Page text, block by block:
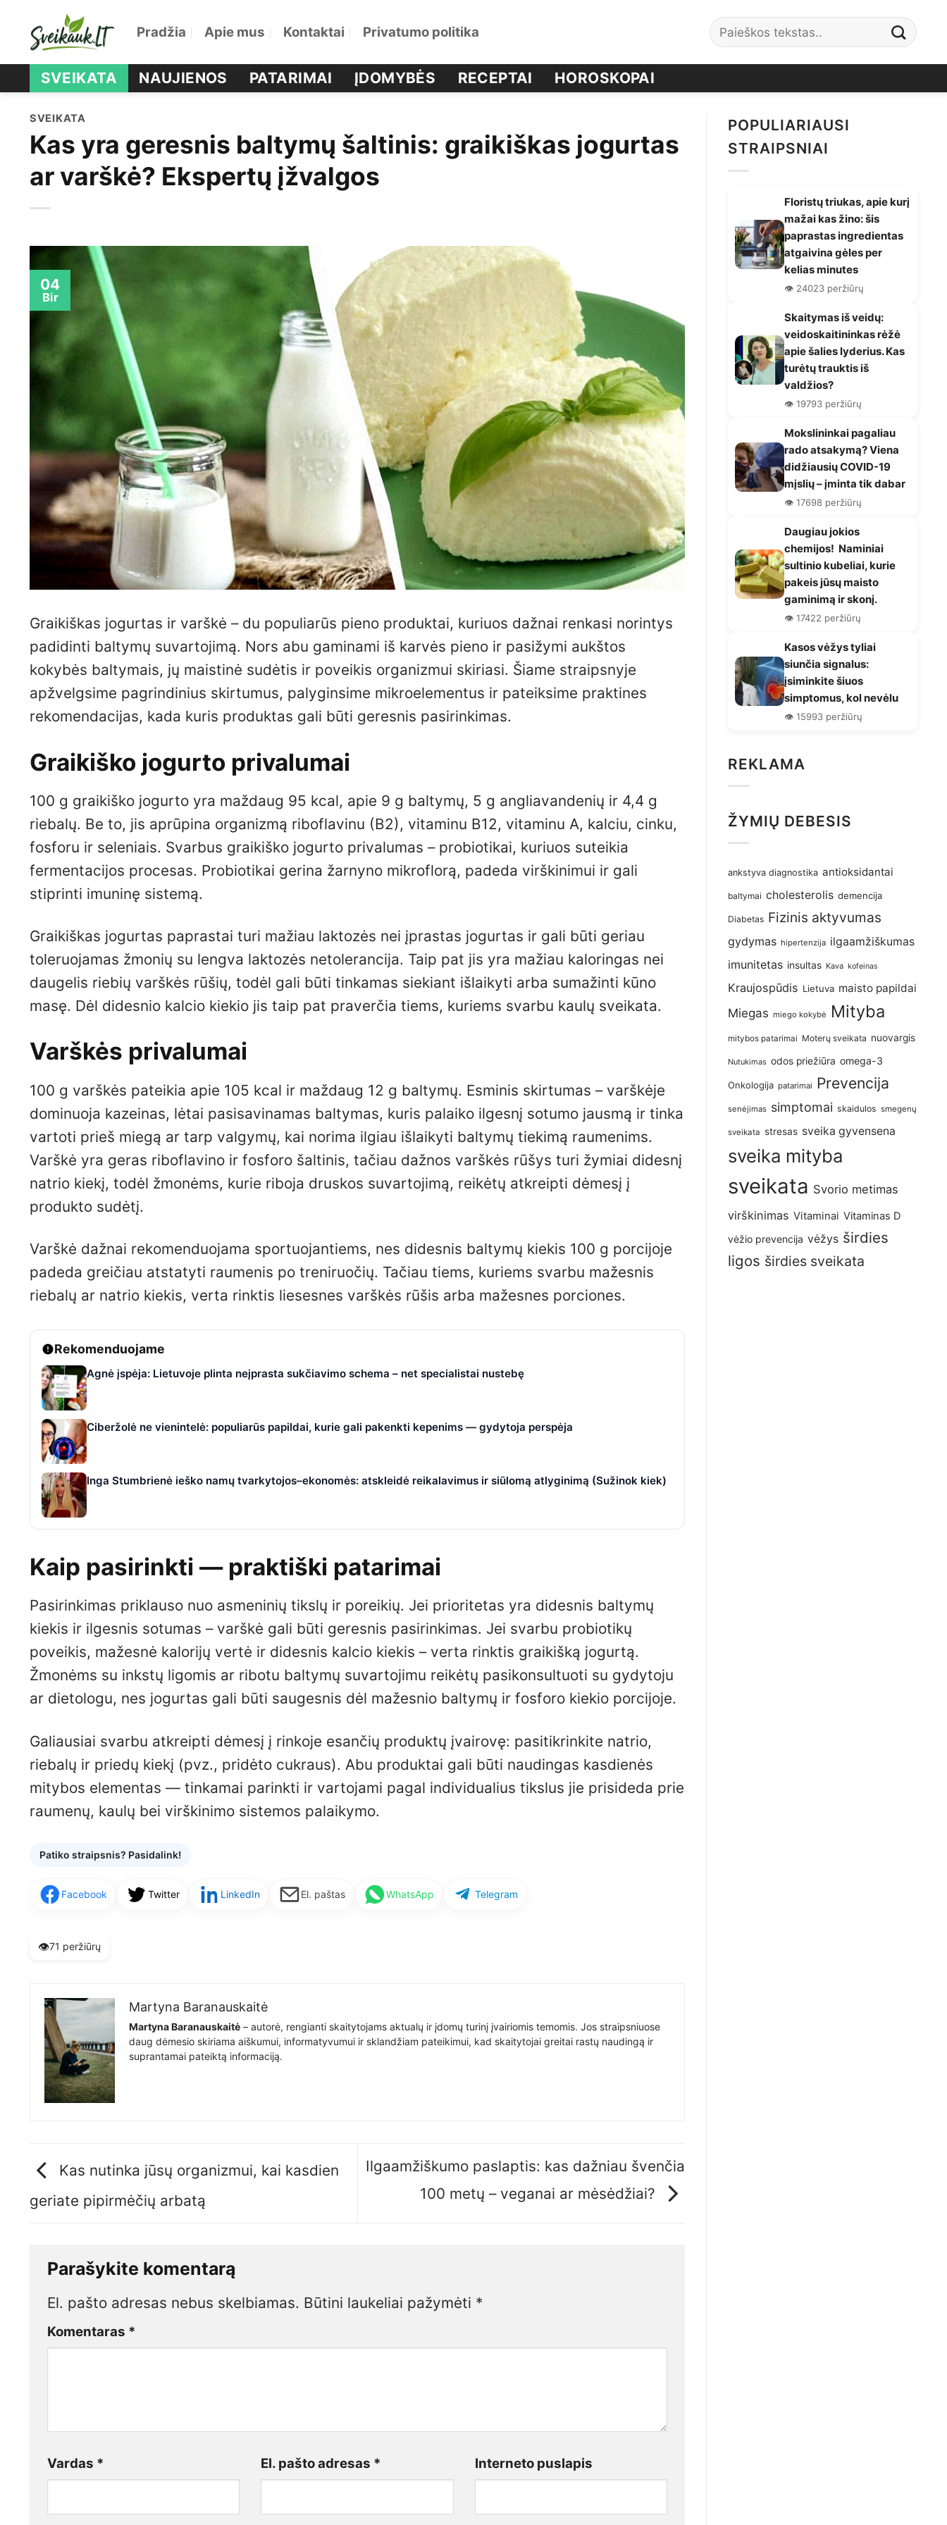
Pradžia Apie mus Kontaktai Privatumo politika
SVEIKATA NAUJIENOS PATARIMAI ĮDOMYBĖS RECEPTAI HOROSKOPAI
SVEIKATA
Kas yra geresnis baltymų šaltinis: graikiškas jogurtas
ar varškė? Ekspertų įžvalgos
04
Bir
Graikiškas jogurtas ir varškė – du populiarūs pieno produktai, kuriuos dažnai renkasi norintys
padidinti baltymų suvartojimą. Nors abu gaminami iš karvės pieno ir pasižymi aukštos
kokybės baltymais, jų maistinė sudėtis ir poveikis organizmui skiriasi. Šiame straipsnyje
apžvelgsime pagrindinius skirtumus, palyginsime mikroelementus ir pateiksime praktines
rekomendacijas, kada kuris produktas gali būti geresnis pasirinkimas.
Graikiško jogurto privalumai
100 g graikiško jogurto yra maždaug 95 kcal, apie 9 g baltymų, 5 g angliavandenių ir 4,4 g
riebalų. Be to, jis aprūpina organizmą riboflavinu (B2), vitaminu B12, vitaminu A, kalciu, cinku,
fosforu ir seleniais. Svarbus graikiško jogurto privalumas – probiotikai, kuriuos suteikia
fermentacijos procesas. Probiotikai gerina žarnyno mikroflorą, padeda virškinimui ir gali
stiprinti imuninę sistemą.
Graikiškas jogurtas paprastai turi mažiau laktozės nei įprastas jogurtas ir gali būti geriau
toleruojamas žmonių su lengva laktozės netolerancija. Taip pat jis yra mažiau kaloringas nei
daugelis riebių varškės rūšių, todėl gali būti tinkamas siekiant išlaikyti arba sumažinti kūno
masę. Dėl didesnio kalcio kiekio jis taip pat praverčia tiems, kuriems svarbu kaulų sveikata.
Varškės privalumai
100 g varškės pateikia apie 105 kcal ir maždaug 12 g baltymų. Esminis skirtumas – varškėje
dominuoja kazeinas, lėtai pasisavinamas baltymas, kuris palaiko ilgesnį sotumo jausmą ir tinka
vartoti prieš miegą ar tarp valgymų, kai norima ilgiau išlaikyti baltymų tiekimą raumenims.
Varškė yra geras riboflavino ir fosforo šaltinis, tačiau dažnos varškės rūšys turi žymiai didesnį
natrio kiekį, todėl žmonėms, kurie riboja druskos suvartojimą, reikėtų atkreipti dėmesį į
produkto sudėtį.
Varškė dažnai rekomenduojama sportuojantiems, nes didesnis baltymų kiekis 100 g porcijoje
padeda greičiau atstatyti raumenis po treniruočių. Tačiau tiems, kuriems svarbu mažesnis
riebalų ar natrio kiekis, verta rinktis liesesnes varškės rūšis arba mažesnes porciones.
Rekomenduojame
Agnė įspėja: Lietuvoje plinta neįprasta sukčiavimo schema – net specialistai nustebę
Ciberžolė ne vienintelė: populiarūs papildai, kurie gali pakenkti kepenims — gydytoja perspėja
Inga Stumbrienė ieško namų tvarkytojos–ekonomės: atskleidė reikalavimus ir siūlomą atlyginimą (Sužinok kiek)
Kaip pasirinkti — praktiški patarimai
Pasirinkimas priklauso nuo asmeninių tikslų ir poreikių. Jei prioritetas yra didesnis baltymų
kiekis ir ilgesnis sotumas – varškė gali būti geresnis pasirinkimas. Jei svarbu probiotikų
poveikis, mažesnė kalorijų vertė ir didesnis kalcio kiekis – verta rinktis graikišką jogurtą.
Žmonėms su inkstų ligomis ar ribotu baltymų suvartojimu reikėtų pasikonsultuoti su gydytoju
ar dietologu, nes jogurtas gali būti saugesnis dėl mažesnio baltymų ir fosforo kiekio porcijoje.
Galiausiai svarbu atkreipti dėmesį į rinkoje esančių produktų įvairovę: pasitikrinkite natrio,
riebalų ir priedų kiekį (pvz., pridėto cukraus). Abu produktai gali būti naudingas kasdienės
mitybos elementas — tinkamai parinkti ir vartojami pagal individualius tikslus jie prisideda prie
raumenų, kaulų bei virškinimo sistemos palaikymo.
Patiko straipsnis? Pasidalink!
Facebook Twitter LinkedIn El. paštas WhatsApp Telegram
👁️71 peržiūrų
Martyna Baranauskaitė
Martyna Baranauskaitė – autorė, rengianti skaitytojams aktualų ir įdomų turinį įvairiomis temomis. Jos straipsniuose
daug dėmesio skiriama aiškumui, informatyvumui ir sklandžiam pateikimui, kad skaitytojai greitai rastų naudingą ir
suprantamai pateiktą informaciją.
Kas nutinka jūsų organizmui, kai kasdien
geriate pipirmėčių arbatą
Ilgaamžiškumo paslaptis: kas dažniau švenčia
100 metų – veganai ar mėsėdžiai?
Parašykite komentarą
El. pašto adresas nebus skelbiamas. Būtini laukeliai pažymėti *
Komentaras *
Vardas * El. pašto adresas * Interneto puslapis
POPULIARIAUSI
STRAIPSNIAI
Floristų triukas, apie kurį
mažai kas žino: šis
paprastas ingredientas
atgaivina gėles per
kelias minutes
👁️ 24023 peržiūrų
Skaitymas iš veidų:
veidoskaitininkas rėžė
apie šalies lyderius. Kas
turėtų trauktis iš
valdžios?
👁️ 19793 peržiūrų
Mokslininkai pagaliau
rado atsakymą? Viena
didžiausių COVID-19
mįslių – įminta tik dabar
👁️ 17698 peržiūrų
Daugiau jokios
chemijos! Naminiai
sultinio kubeliai, kurie
pakeis jūsų maisto
gaminimą ir skonį.
👁️ 17422 peržiūrų
Kasos vėžys tyliai
siunčia signalus:
įsiminkite šiuos
simptomus, kol nevėlu
👁️ 15993 peržiūrų
REKLAMA
ŽYMIŲ DEBESIS
ankstyva diagnostika antioksidantai
baltymai cholesterolis demencija
Diabetas Fizinis aktyvumas
gydymas hipertenzija ilgaamžiškumas
imunitetas insultas Kava kofeinas
Kraujospūdis Lietuva maisto papildai
Miegas miego kokybė Mityba
mitybos patarimai Moterų sveikata nuovargis
Nutukimas odos priežiūra omega-3
Onkologija patarimai Prevencija
senėjimas simptomai skaidulos smegenų
sveikata stresas sveika gyvensena
sveika mityba
sveikata Svorio metimas
virškinimas Vitaminai Vitaminas D
vėžio prevencija vėžys širdies
ligos širdies sveikata